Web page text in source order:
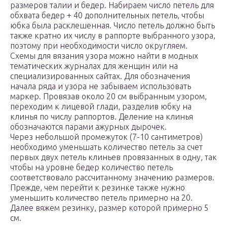
размеров талии и бедер. Набираем число петель для
обхвата бедер + 40 дополнительных петель, чтобы
юбка была расклешенная. Число петель должно быть
также кратно их числу в раппорте выбранного узора,
поэтому при необходимости число округляем.
Схемы для вязания узора можно найти в модных
тематических журналах для женщин или на
специализированных сайтах. Для обозначения
начала ряда и узора не забываем использовать
маркер. Провязав около 20 см выбранным узором,
переходим к лицевой глади, разделив юбку на
клинья по числу раппортов. Деление на клинья
обозначаются парами ажурных дырочек.
Через небольшой промежуток (7-10 сантиметров)
необходимо уменьшать количество петель за счет
первых двух петель клиньев провязанных в одну, так
чтобы на уровне бедер количество петель
соответствовало рассчитанному значению размеров.
Прежде, чем перейти к резинке также нужно
уменьшить количество петель примерно на 20.
Далее вяжем резинку, размер которой примерно 5
см.